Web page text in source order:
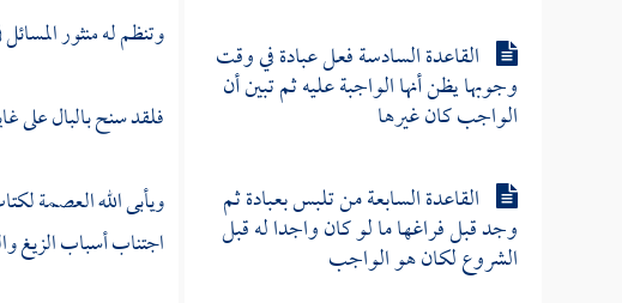
القاعدة السادسة فعل عبادة في وقت
وجوبها يظن أنها الواجبة عليه ثم تبين أن
الواجب كان غيرها
القاعدة السابعة من تلبس بعبادة ثم
وجد قبل فراغها ما لو كان واجدا له قبل
الشروع لكان هو الواجب
وتنظم له منثور
فلقد سنح بالبال على
ويأبى الله العصمة
اجتناب أسباب الزيغ